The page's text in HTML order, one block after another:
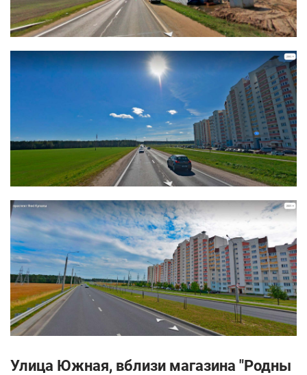
Улица Южная, вблизи магазина "Родны